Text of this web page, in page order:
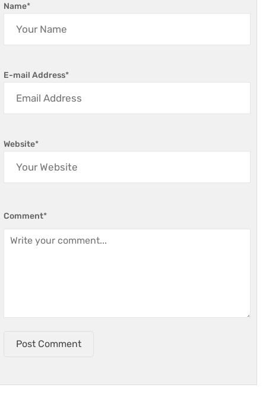
Name*
E-mail Address*
Website*
Comment*
Post Comment